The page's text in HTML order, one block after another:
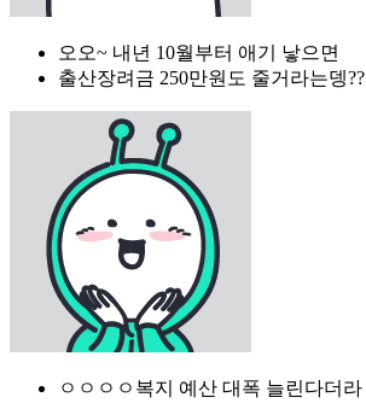
오오~ 내년 10월부터 애기 낳으면
출산장려금 250만원도 줄거라는뎅??
ㅇㅇㅇㅇ복지 예산 대폭 늘린다더라